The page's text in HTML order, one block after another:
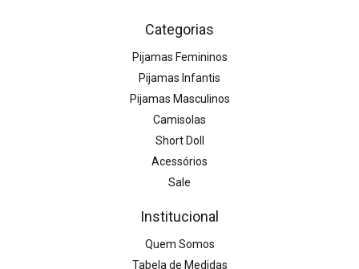
Categorias
Pijamas Femininos
Pijamas Infantis
Pijamas Masculinos
Camisolas
Short Doll
Acessórios
Sale
Institucional
Quem Somos
Tabela de Medidas